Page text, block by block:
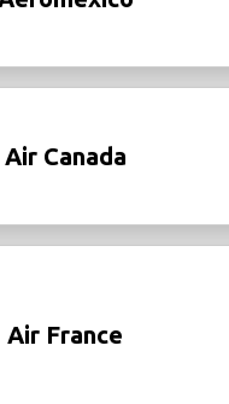
Air Canada
Air France